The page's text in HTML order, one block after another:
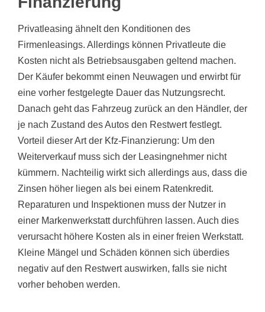
Privatleasing ähnelt den Konditionen des
Firmenleasings. Allerdings können Privatleute die
Kosten nicht als Betriebsausgaben geltend machen.
Der Käufer bekommt einen Neuwagen und erwirbt für
eine vorher festgelegte Dauer das Nutzungsrecht.
Danach geht das Fahrzeug zurück an den Händler, der
je nach Zustand des Autos den Restwert festlegt.
Vorteil dieser Art der Kfz-Finanzierung: Um den
Weiterverkauf muss sich der Leasingnehmer nicht
kümmern. Nachteilig wirkt sich allerdings aus, dass die
Zinsen höher liegen als bei einem Ratenkredit.
Reparaturen und Inspektionen muss der Nutzer in
einer Markenwerkstatt durchführen lassen. Auch dies
verursacht höhere Kosten als in einer freien Werkstatt.
Kleine Mängel und Schäden können sich überdies
negativ auf den Restwert auswirken, falls sie nicht
vorher behoben werden.